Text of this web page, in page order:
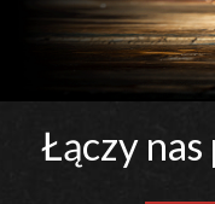
Łączy